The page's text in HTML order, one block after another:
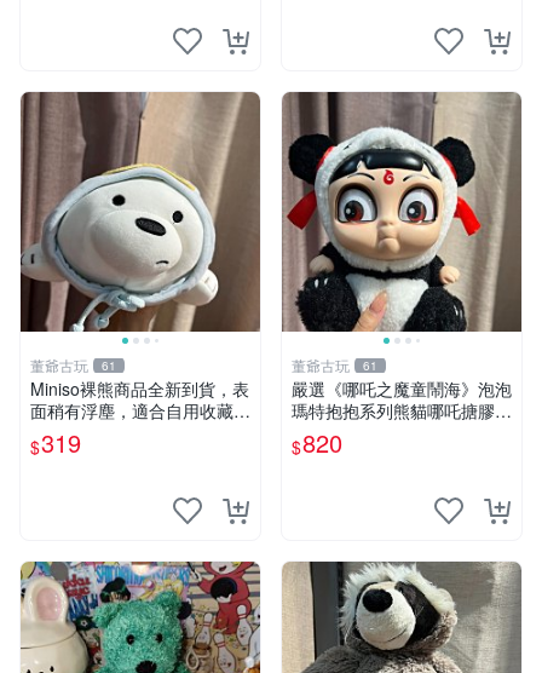
董爺古玩 61
Miniso裸熊商品全新到貨，表
面稍有浮塵，適合自用收藏嚴
選款。 裸熊 商品 裸熊玩偶
$319
董爺古玩 61
嚴選《哪吒之魔童鬧海》泡泡
瑪特抱抱系列熊貓哪吒搪膠臉
毛絨， STATE：如圖顯示 哪
吒 毛絨公仔 泡泡瑪特
$820